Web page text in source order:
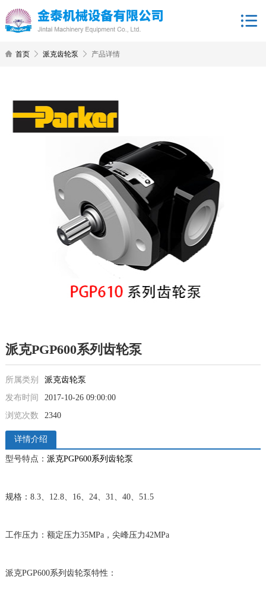
首页 派克齿轮泵 产品详情
派克PGP600系列齿轮泵
所属类别
发布时间
浏览次数
派克齿轮泵
2017-10-26 09:00:00
2340
详情介绍
型号特点： 派克PGP600系列齿轮泵
规格：8.3、12.8、16、24、31、40、51.5
工作压力：额定压力35MPa，尖峰压力42MPa
派克PGP600系列齿轮泵特性：